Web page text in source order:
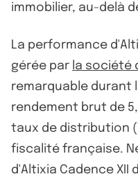
immobilier, au-delà
La performance
gérée par la société
remarquable durant
rendement brut de
taux de distribution
fiscalité française.
d'Altixia Cadence XII